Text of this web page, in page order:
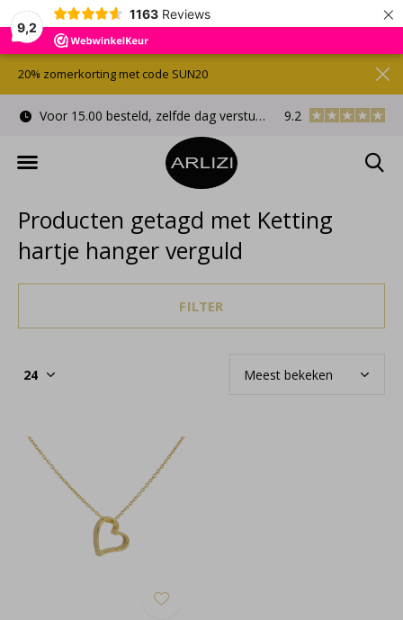
9,2
1163 Reviews ×
Voor 15.00 besteld, zelfde dag verstuurd Gratis
9.2
20% zomerkorting met code SUN20
Producten getagd met Ketting
hartje hanger verguld
FILTER